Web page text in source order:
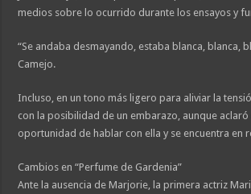
medios sobre lo ocurrido durante los ensayos y
“Se andaba desmayando, estaba blanca, blanca,
Camejo.
Incluso, en un tono más ligero para aliviar la
con la posibilidad de un embarazo, aunque aclaró
oportunidad de hablar con ella y se encuentra en
Cambios en “Perfume de Gardenia”
Ante la ausencia de Marjorie, la primera actriz